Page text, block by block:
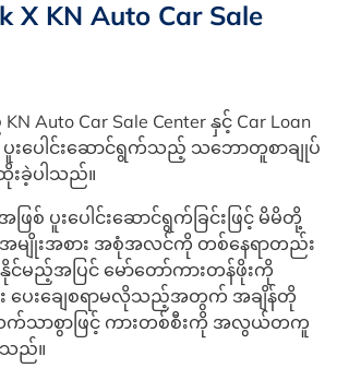
X KN Auto Car Sale
Auto Car Sale Center နှင့် Car Loan
ပူးပေါင်းဆောင်ရွက်သည့် သဘောတူစာချုပ်
ခဲ့ပါသည်။
ပူးပေါင်းဆောင်ရွက်ခြင်းဖြင့် မိမိတို့
ျိုးအစား အစုံအလင်ကို တစ်နေရာတည်း
င်မည့်အပြင် မော်တော်ကားတန်ဖိုးကို
ေးချေစရာမလိုသည့်အတွက် အချိန်တို
သာစွာဖြင့် ကားတစ်စီးကို အလွယ်တကူ
သည်။